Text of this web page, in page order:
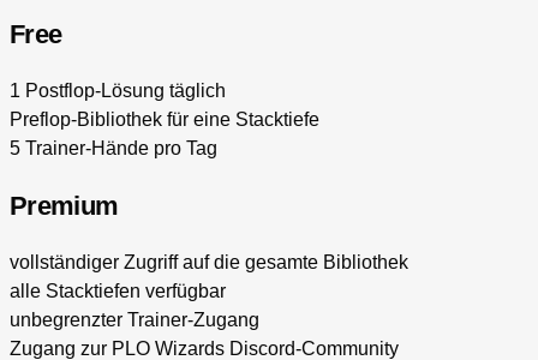
Free
1 Postflop-Lösung täglich
Preflop-Bibliothek für eine Stacktiefe
5 Trainer-Hände pro Tag
Premium
vollständiger Zugriff auf die gesamte Bibliothek
alle Stacktiefen verfügbar
unbegrenzter Trainer-Zugang
Zugang zur PLO Wizards Discord-Community